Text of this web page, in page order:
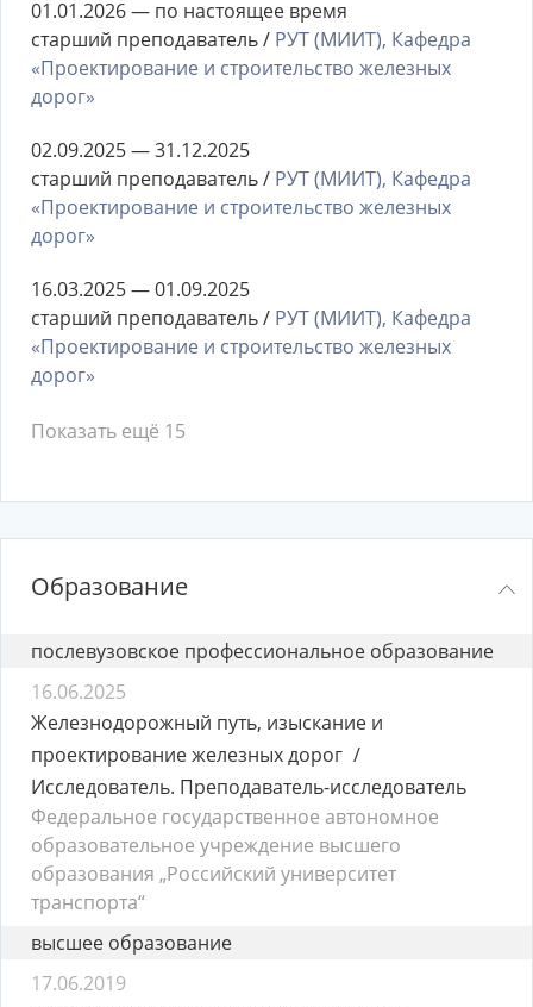
01.01.2026 — по настоящее время
старший преподаватель / РУТ (МИИТ), Кафедра
«Проектирование и строительство железных
дорог»
02.09.2025 — 31.12.2025
старший преподаватель / РУТ (МИИТ), Кафедра
«Проектирование и строительство железных
дорог»
16.03.2025 — 01.09.2025
старший преподаватель / РУТ (МИИТ), Кафедра
«Проектирование и строительство железных
дорог»
Показать ещё 15
Образование
послевузовское профессиональное образование
16.06.2025
Железнодорожный путь, изыскание и
проектирование железных дорог
Исследователь. Преподаватель-исследователь
Федеральное государственное автономное
образовательное учреждение высшего
образования „Российский университет
транспорта“
высшее образование
17.06.2019